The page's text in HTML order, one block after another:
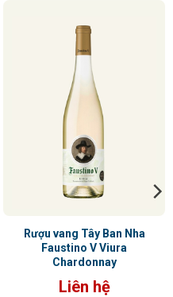
vang Tây Ban Nha
Faustino V Viura
Chardonnay
Liên hệ